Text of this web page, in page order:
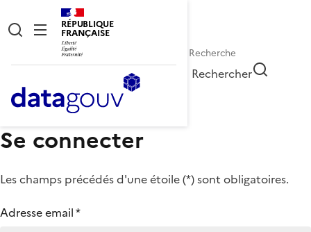
RÉPUBLIQUE
FRANÇAISE
Rechercher
Se connecter
Les champs précédés d'une étoile (*) sont obligatoires.
Adresse email*